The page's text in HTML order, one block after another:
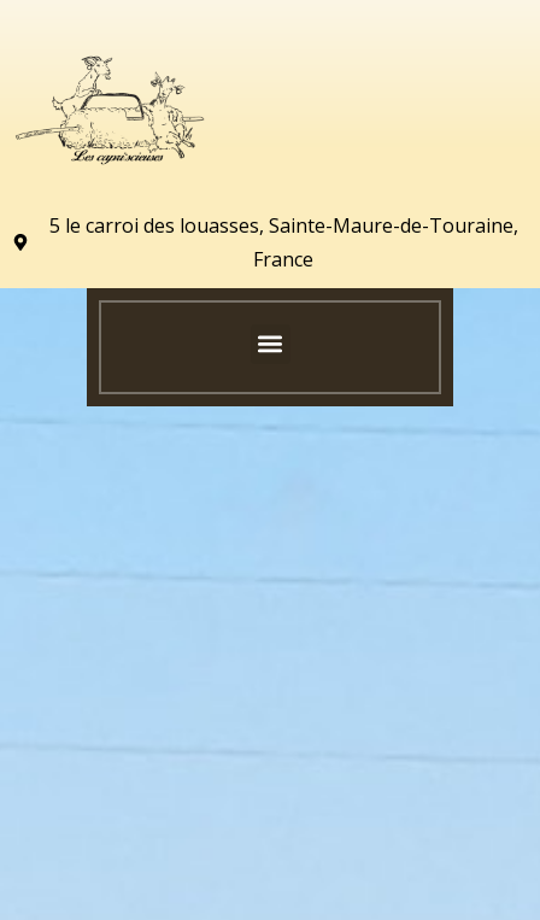
5 le carroi des louasses, Sainte-Maure-de-Touraine,
France